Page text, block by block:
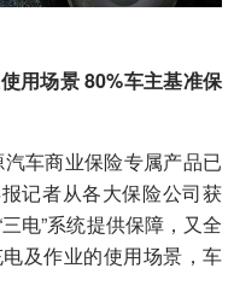
用场景 80%车主基准保
车商业保险专属产品已
记者从各大保险公司获
电”系统提供保障，又全
及作业的使用场景，车